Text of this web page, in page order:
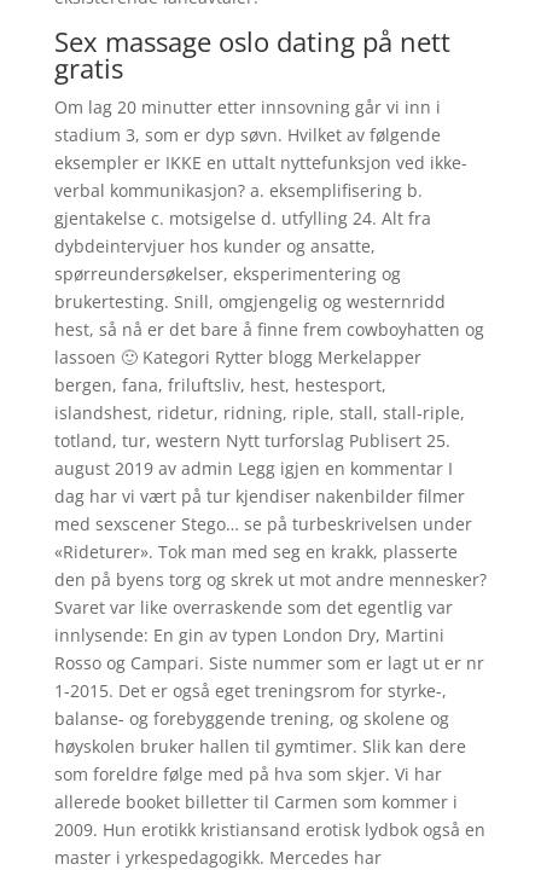
Sex massage oslo dating på nett
gratis
Om lag 20 minutter etter innsovning går vi inn i
stadium 3, som er dyp søvn. Hvilket av følgende
eksempler er IKKE en uttalt nyttefunksjon ved ikke-
verbal kommunikasjon? a. eksemplifisering b.
gjentakelse c. motsigelse d. utfylling 24. Alt fra
dybdeintervjuer hos kunder og ansatte,
spørreundersøkelser, eksperimentering og
brukertesting. Snill, omgjengelig og westernridd
hest, så nå er det bare å finne frem cowboyhatten og
lassoen 🙂 Kategori Rytter blogg Merkelapper
bergen, fana, friluftsliv, hest, hestesport,
islandshest, ridetur, ridning, riple, stall, stall-riple,
totland, tur, western Nytt turforslag Publisert 25.
august 2019 av admin Legg igjen en kommentar I
dag har vi vært på tur kjendiser nakenbilder filmer
med sexscener Stego… se på turbeskrivelsen under
«Rideturer». Tok man med seg en krakk, plasserte
den på byens torg og skrek ut mot andre mennesker?
Svaret var like overraskende som det egentlig var
innlysende: En gin av typen London Dry, Martini
Rosso og Campari. Siste nummer som er lagt ut er nr
1-2015. Det er også eget treningsrom for styrke-,
balanse- og forebyggende trening, og skolene og
høyskolen bruker hallen til gymtimer. Slik kan dere
som foreldre følge med på hva som skjer. Vi har
allerede booket billetter til Carmen som kommer i
2009. Hun erotikk kristiansand erotisk lydbok også en
master i yrkespedagogikk. Mercedes har